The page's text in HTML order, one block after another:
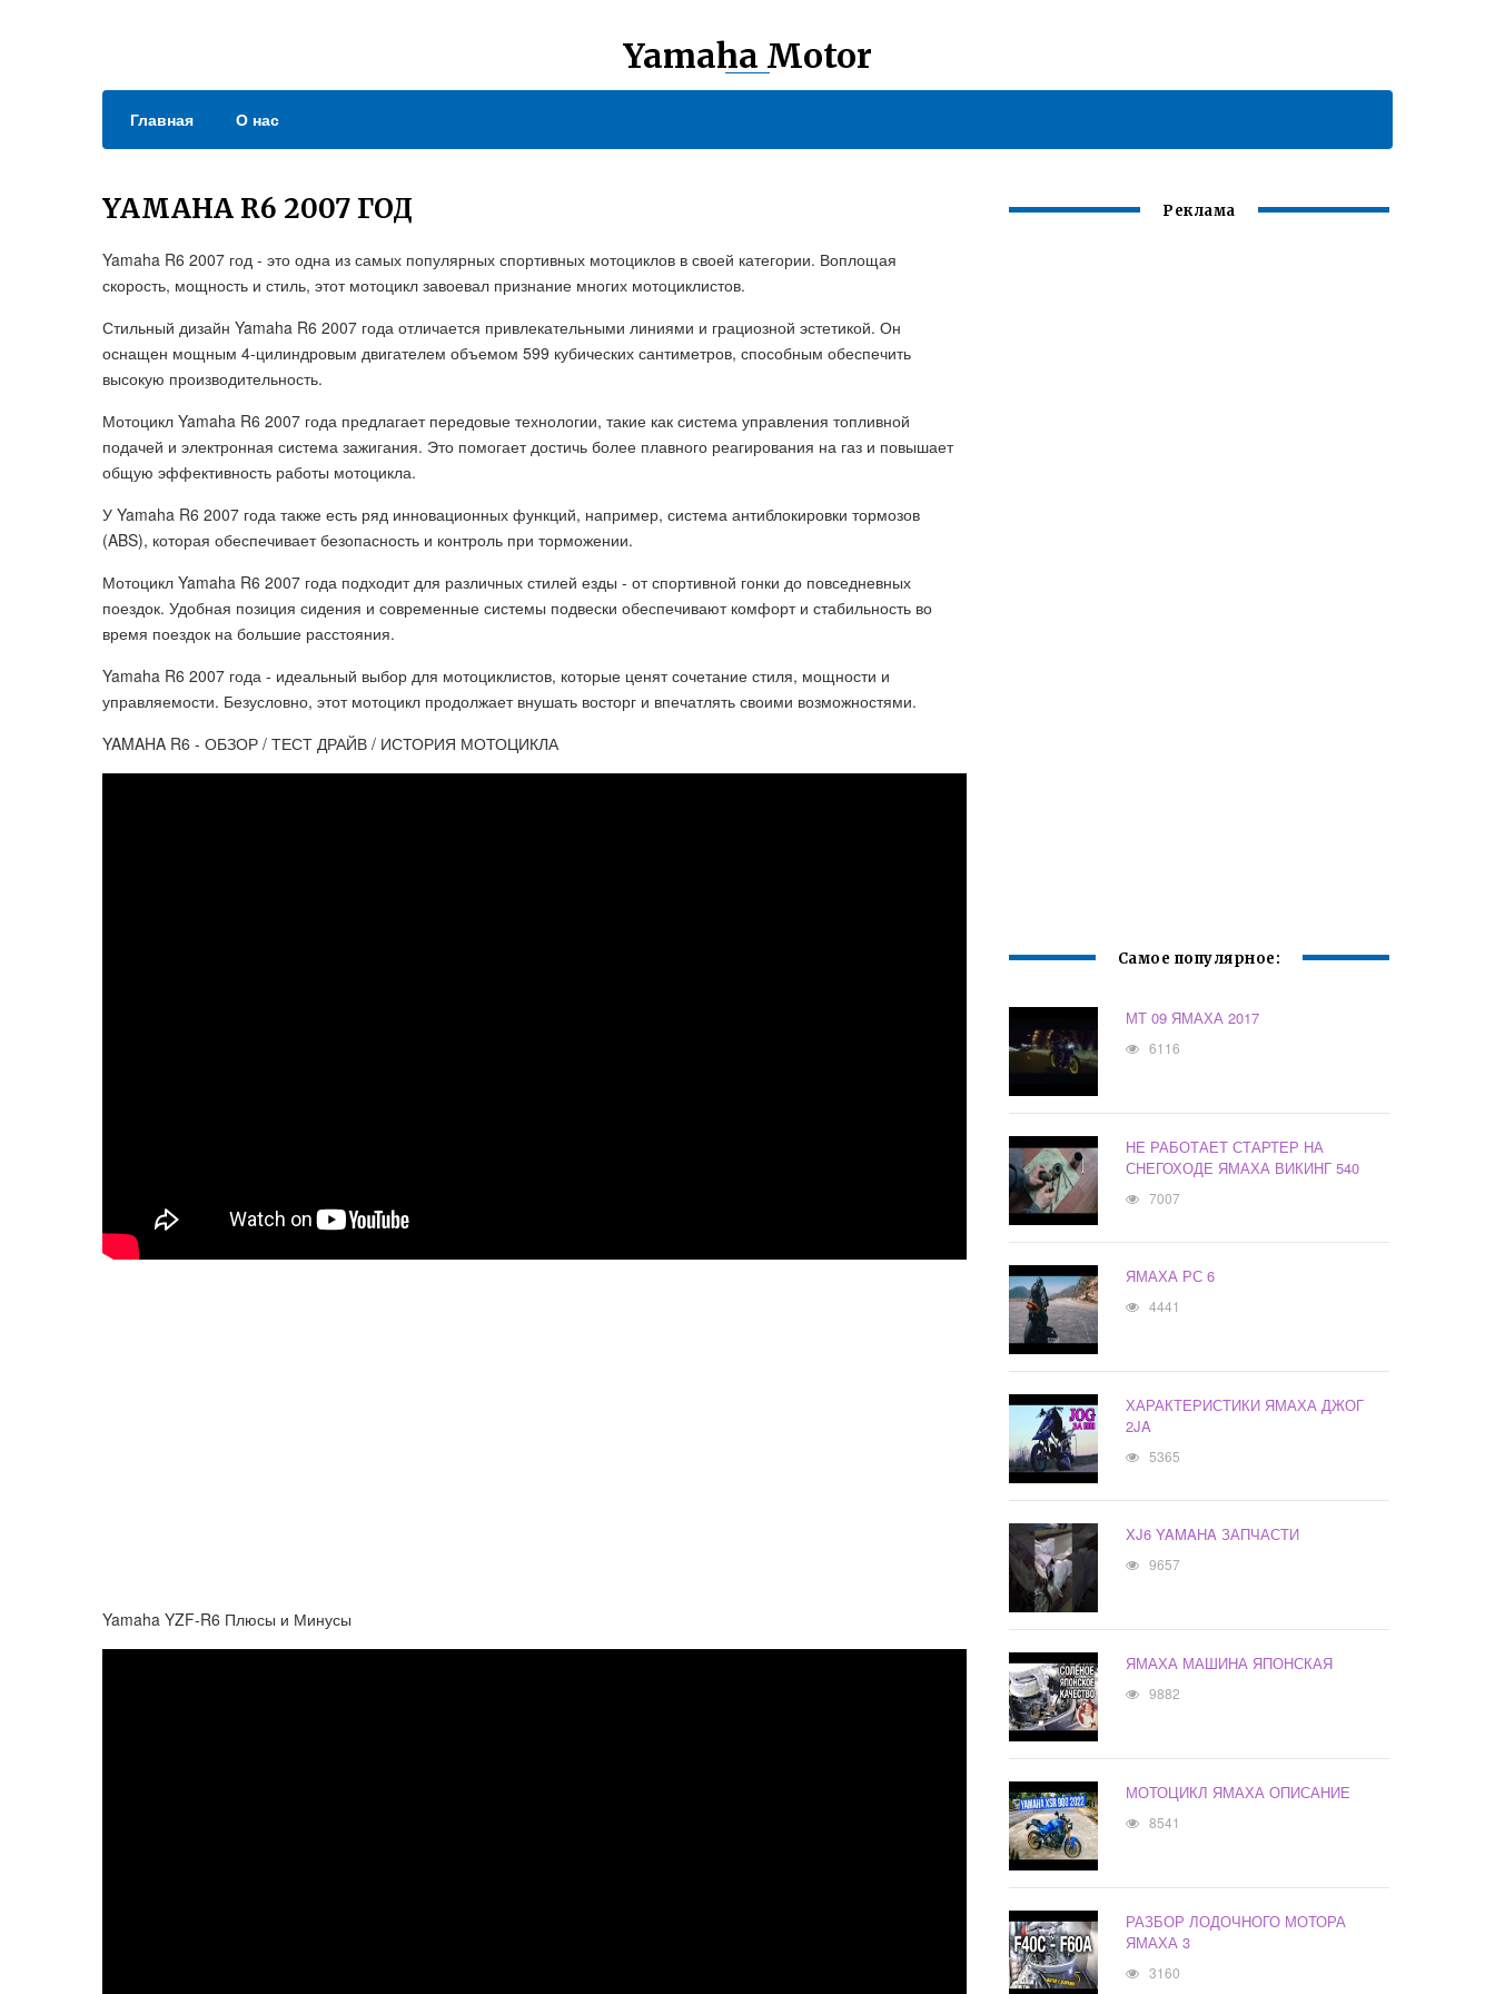
Yamaha Motor
Главная О нас
YAMAHA R6 2007 ГОД
Yamaha R6 2007 год - это одна из самых популярных спортивных мотоциклов в своей категории. Воплощая
скорость, мощность и стиль, этот мотоцикл завоевал признание многих мотоциклистов.
Стильный дизайн Yamaha R6 2007 года отличается привлекательными линиями и грациозной эстетикой. Он
оснащен мощным 4-цилиндровым двигателем объемом 599 кубических сантиметров, способным обеспечить
высокую производительность.
Мотоцикл Yamaha R6 2007 года предлагает передовые технологии, такие как система управления топливной
подачей и электронная система зажигания. Это помогает достичь более плавного реагирования на газ и повышает
общую эффективность работы мотоцикла.
У Yamaha R6 2007 года также есть ряд инновационных функций, например, система антиблокировки тормозов
(ABS), которая обеспечивает безопасность и контроль при торможении.
Мотоцикл Yamaha R6 2007 года подходит для различных стилей езды - от спортивной гонки до повседневных
поездок. Удобная позиция сидения и современные системы подвески обеспечивают комфорт и стабильность во
время поездок на большие расстояния.
Yamaha R6 2007 года - идеальный выбор для мотоциклистов, которые ценят сочетание стиля, мощности и
управляемости. Безусловно, этот мотоцикл продолжает внушать восторг и впечатлять своими возможностями.
YAMAHA R6 - ОБЗОР / ТЕСТ ДРАЙВ / ИСТОРИЯ МОТОЦИКЛА
Yamaha YZF-R6 Плюсы и Минусы
Реклама
Самое популярное:
МТ 09 ЯМАХА 2017
6116
НЕ РАБОТАЕТ СТАРТЕР НА
СНЕГОХОДЕ ЯМАХА ВИКИНГ 540
7007
ЯМАХА РС 6
4441
ХАРАКТЕРИСТИКИ ЯМАХА ДЖОГ
2JA
5365
XJ6 YAMAHA ЗАПЧАСТИ
9657
ЯМАХА МАШИНА ЯПОНСКАЯ
9882
МОТОЦИКЛ ЯМАХА ОПИСАНИЕ
8541
РАЗБОР ЛОДОЧНОГО МОТОРА
ЯМАХА 3
3160